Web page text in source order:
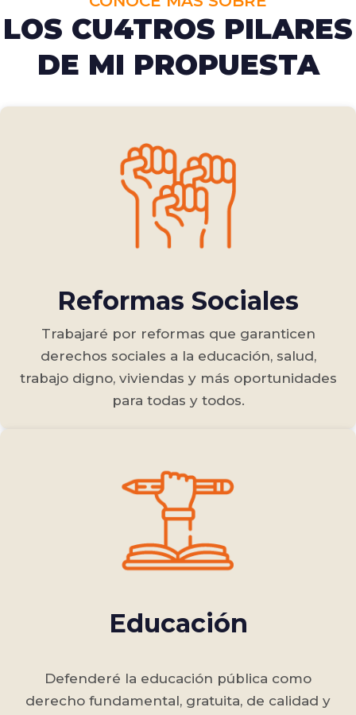
LOS CU4TROS PILARES
DE MI PROPUESTA
Reformas Sociales
Trabajaré por reformas que garanticen
derechos sociales a la educación, salud,
trabajo digno, viviendas y más oportunidades
para todas y todos.
Educación
Defenderé la educación pública como
derecho fundamental, gratuita, de calidad y